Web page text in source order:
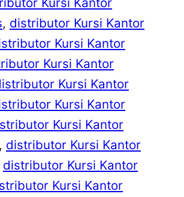
, distributor Kursi Kantor
Kursi Kantor
Kursi Kantor
Kursi Kantor
Kursi Kantor
Kursi Kantor
, distributor Kursi Kantor
distributor Kursi Kantor
Kursi Kantor